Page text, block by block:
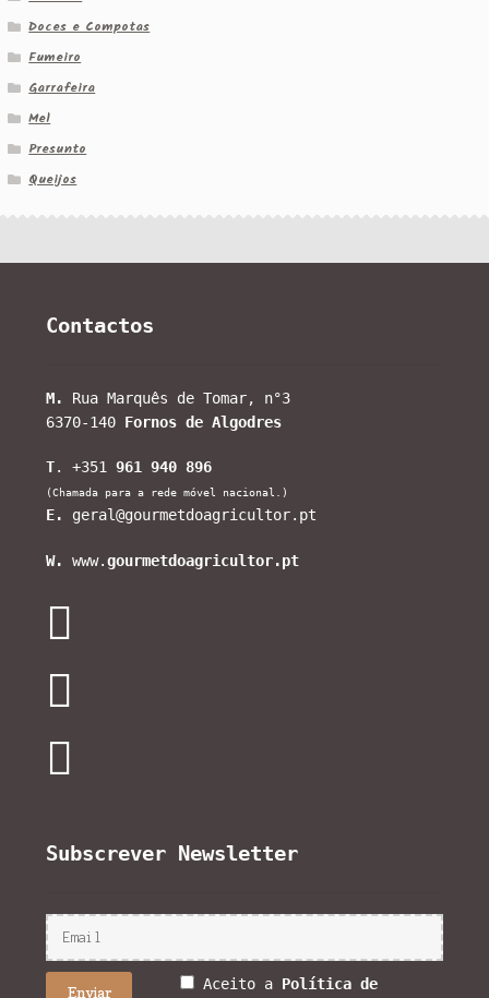
Doces e Compotas
Fumeiro
Garrafeira
Mel
Presunto
Queijos
Contactos
M.
Rua Marquês de Tomar, n°3
6370-140 Fornos de Algodres
T. +351961 940 896
(Chamada para a rede móvel nacional.)
E. geral@gourmetdoagricultor.pt
W. www.gourmetdoagricultor.pt
Subscrever Newsletter
Aceito a Política de